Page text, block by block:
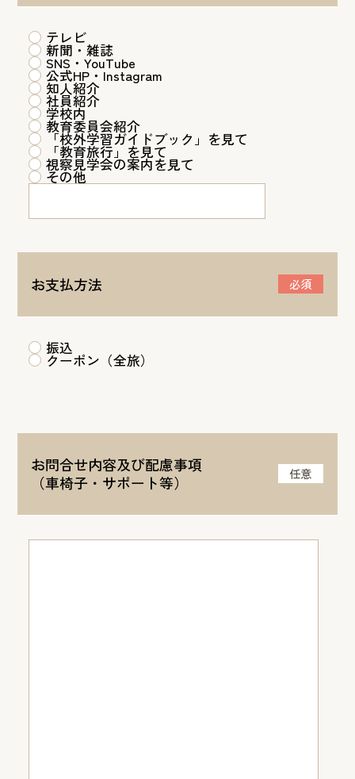
テレビ
新聞・雑誌
SNS・YouTube
公式HP・Instagram
知人紹介
社員紹介
学校内
教育委員会紹介
「校外学習ガイドブック」を見て
「教育旅行」を見て
視察見学会の案内を見て
その他
お支払方法 必須
振込
クーポン（全旅）
お問合せ内容及び配慮事項
（車椅子・サポート等）
任意